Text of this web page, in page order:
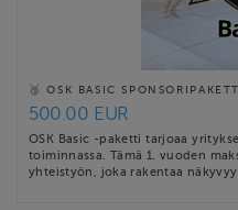
🥉 OSK BASIC
500.00 EUR
OSK Basic -paketti tarjoaa
toiminnassa. Tämä 1. vuoden
yhteistyön, joka rakentaa